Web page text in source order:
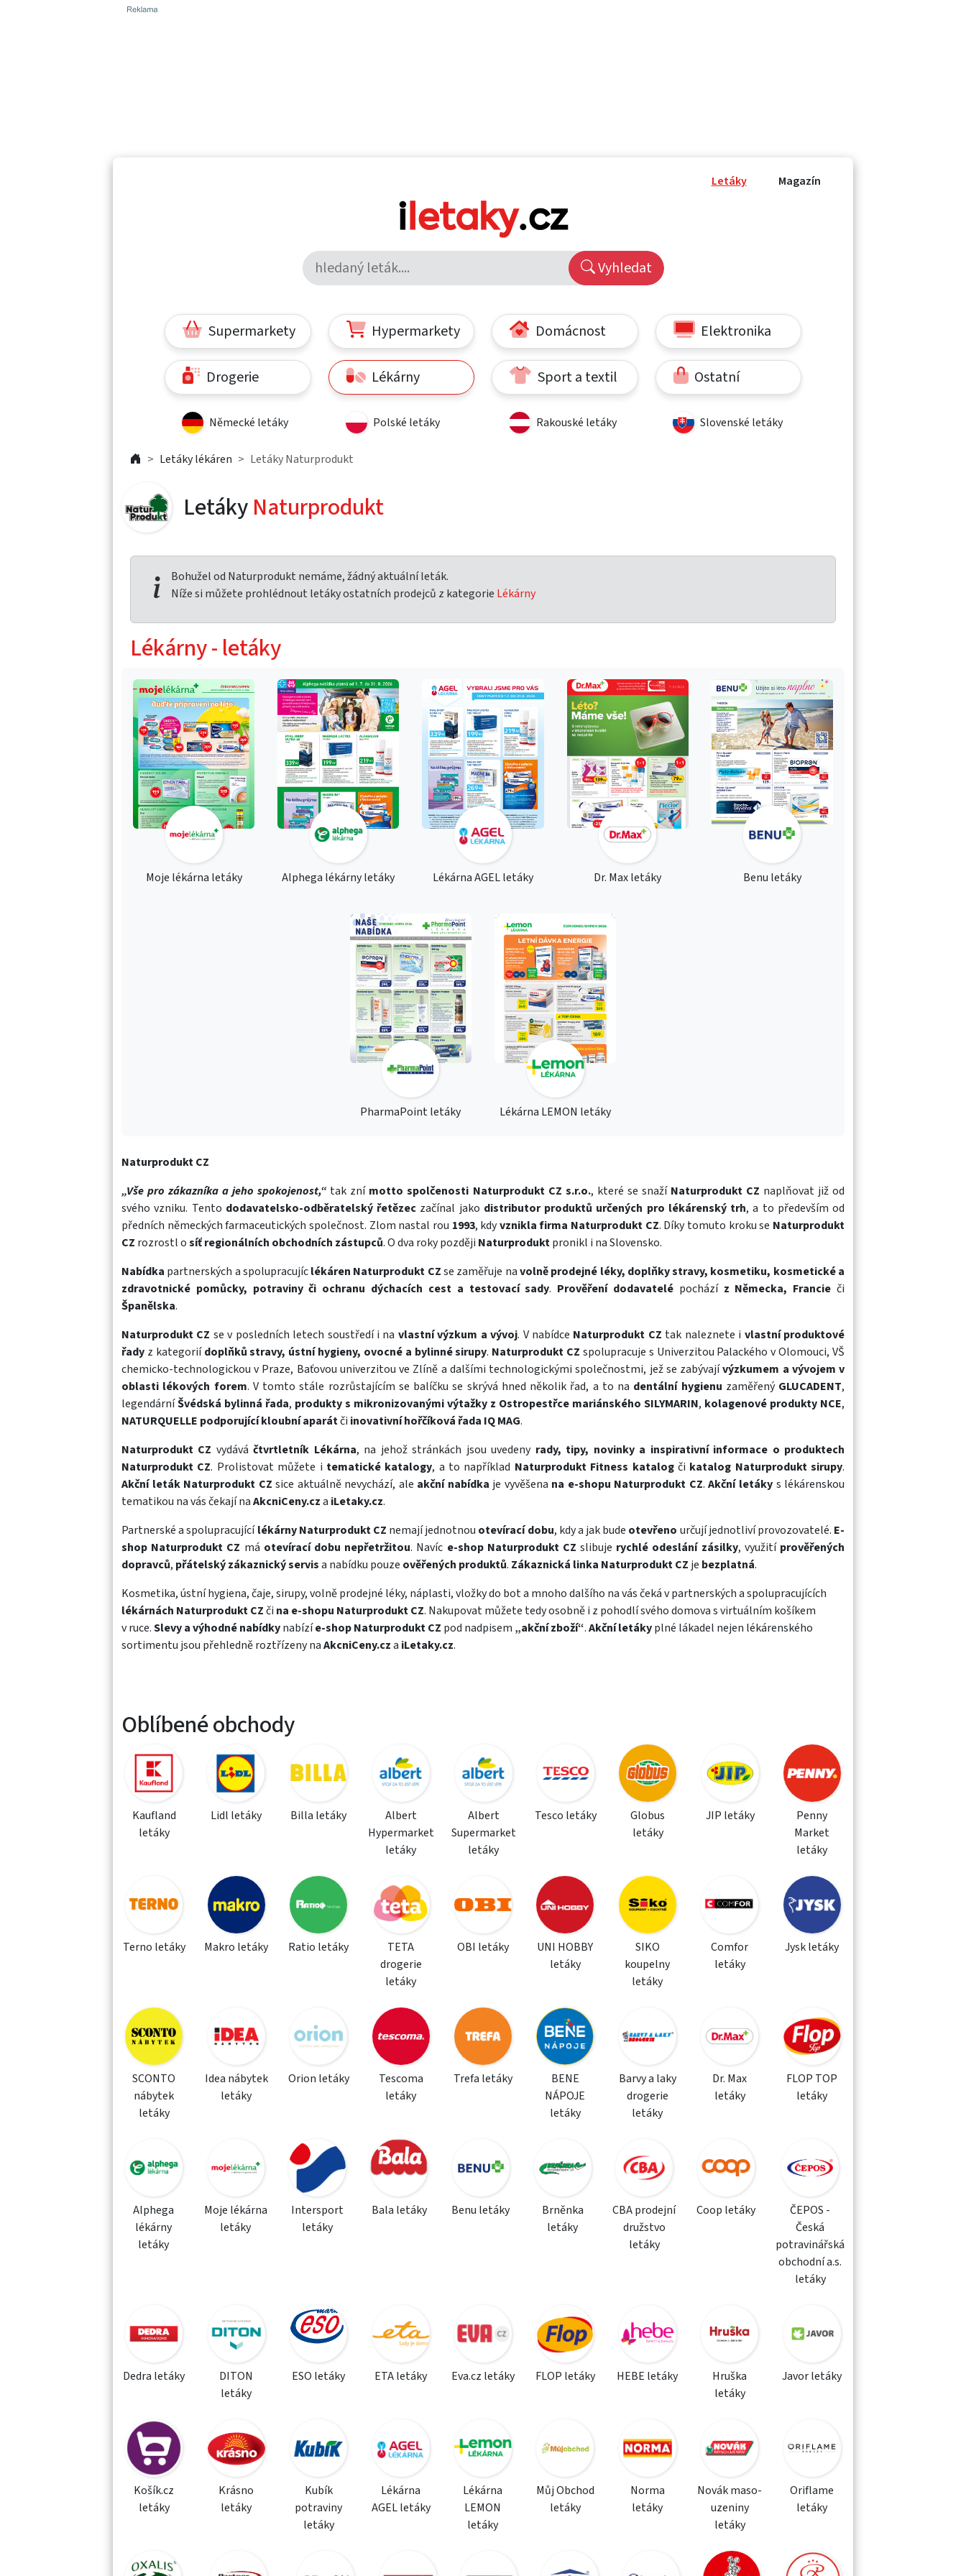
Letáky Magazín
Vyhledat
Supermarkety Hypermarkety Domácnost Elektronika
Drogerie Lékárny Sport a textil Ostatní
Německé letáky Polské letáky Rakouské letáky Slovenské letáky
Letáky lékáren Letáky Naturprodukt
LetákyNaturprodukt
Bohužel od Naturprodukt nemáme, žádný aktuální leták.
Níže si můžete prohlédnout letáky ostatních prodejců z kategorie Lékárny
Lékárny - letáky
Moje lékárna letáky Alphega lékárny letáky Lékárna AGEL letáky Dr. Max letáky Benu letáky
PharmaPoint letáky Lékárna LEMON letáky
Naturprodukt CZ
„Vše pro zákazníka a jeho spokojenost,“ tak zní motto spolčenosti Naturprodukt CZ s.r.o., které se snaží Naturprodukt CZ naplňovat již od
svého vzniku. Tento dodavatelsko-odběratelský řetězec začínal jako distributor produktů určených pro lékárenský trh, a to především od
předních německých farmaceutických společnost. Zlom nastal rou 1993, kdyvznikla firma Naturprodukt CZ. Díky tomuto kroku se Naturprodukt
CZ rozrostl osíť regionálních obchodních zástupců. O dva roky později Naturproduktpronikl i na Slovensko.
Nabídka partnerských a spolupracujíclékáren Naturprodukt CZse zaměřuje navolně prodejné léky, doplňky stravy, kosmetiku, kosmetické a
zdravotnické pomůcky, potraviny či ochranu dýchacích cest a testovací sady. Prověření dodavatelépochází z Německa, Francie či
Španělska.
Naturprodukt CZ se v posledních letech soustředí i na vlastní výzkum a vývoj. V nabídce Naturprodukt CZ tak naleznete i vlastní produktové
řady z kategoriídoplňků stravy, ústní hygieny, ovocné a bylinné sirupy. Naturprodukt CZ spolupracuje s Univerzitou Palackého v Olomouci, VŠ
chemicko-technologickou v Praze, Baťovou univerzitou ve Zlíně a dalšími technologickými společnostmi, jež se zabývajívýzkumem a vývojem v
oblasti lékových forem. V tomto stále rozrůstajícím se balíčku se skrývá hned několik řad, a to na dentální hygienu zaměřený GLUCADENT,
legendárníŠvédská bylinná řada, produkty s mikronizovanými výtažky z Ostropestřce mariánského SILYMARIN, kolagenové produkty NCE,
NATURQUELLE podporující kloubní aparátči inovativní hořčíková řada IQ MAG.
Naturprodukt CZ vydáváčtvrtletník Lékárna, na jehož stránkách jsou uvedeny rady, tipy, novinky a inspirativní informace o produktech
Naturprodukt CZ. Prolistovat můžete i tematické katalogy, a to například Naturprodukt Fitness katalogči katalog Naturprodukt sirupy.
Akční leták Naturprodukt CZ sice aktuálně nevychází, ale akční nabídka je vyvěšena na e-shopu Naturprodukt CZ.Akční letáky s lékárenskou
tematikou na vás čekají naAkcniCeny.cza iLetaky.cz.
Partnerské a spolupracujícílékárny Naturprodukt CZ nemají jednotnou otevírací dobu, kdy a jak bude otevřeno určují jednotliví provozovatelé. E-
shop Naturprodukt CZ má otevírací dobu nepřetržitou. Navíc e-shop Naturprodukt CZ slibuje rychlé odeslání zásilky, využití prověřených
dopravců, přátelský zákaznický servisa nabídku pouze ověřených produktů. Zákaznická linka Naturprodukt CZ je bezplatná.
Kosmetika,ústní hygiena,čaje,sirupy, volně prodejné léky, náplasti,vložky do bota mnoho dalšího na vás čeká v partnerských a spolupracujících
lékárnách Naturprodukt CZči na e-shopu Naturprodukt CZ. Nakupovat můžete tedy osobně i z pohodlí svého domova s virtuálním košíkem
v ruce.Slevy a výhodné nabídkynabízíe-shop Naturprodukt CZ pod nadpisem „akční zboží“.Akční letákyplné lákadel nejen lékárenského
sortimentu jsou přehledně roztřízeny naAkcniCeny.cza iLetaky.cz.
Oblíbené obchody
Kaufland
letáky
Lidl letáky Billa letáky
Albert
Hypermarket
letáky
Albert
Supermarket
letáky
Tesco letáky
Globus
letáky
JIP letáky
Penny
Market
letáky
Terno letáky Makro letáky Ratio letáky
TETA
drogerie
letáky
OBI letáky
UNI HOBBY
letáky
SIKO
koupelny
letáky
Comfor
letáky
Jysk letáky
SCONTO
nábytek
letáky
Idea nábytek
letáky
Orion letáky
Tescoma
letáky
Trefa letáky
BENE
NÁPOJE
letáky
Barvy a laky
drogerie
letáky
Dr. Max
letáky
FLOP TOP
letáky
Alphega
lékárny
letáky
Moje lékárna
letáky
Intersport
letáky
Bala letáky Benu letáky
Brněnka
letáky
CBA prodejní
družstvo
letáky
Coop letáky
ČEPOS -
Česká
potravinářská
obchodní a.s.
letáky
Dedra letáky
DITON
letáky
ESO letáky ETA letáky Eva.cz letáky FLOP letáky HEBE letáky
Hruška
letáky
Javor letáky
Košík.cz
letáky
Krásno
letáky
Kubík
potraviny
letáky
Lékárna
AGEL letáky
Lékárna
LEMON
letáky
Můj Obchod
letáky
Norma
letáky
Novák maso-
uzeniny
letáky
Oriflame
letáky